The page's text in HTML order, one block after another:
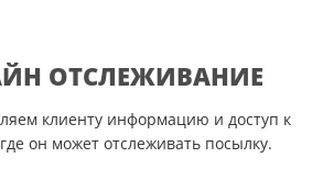
ОТСЛЕЖИВАНИЕ
клиенту информацию и доступ к
он может отслеживать посылку.